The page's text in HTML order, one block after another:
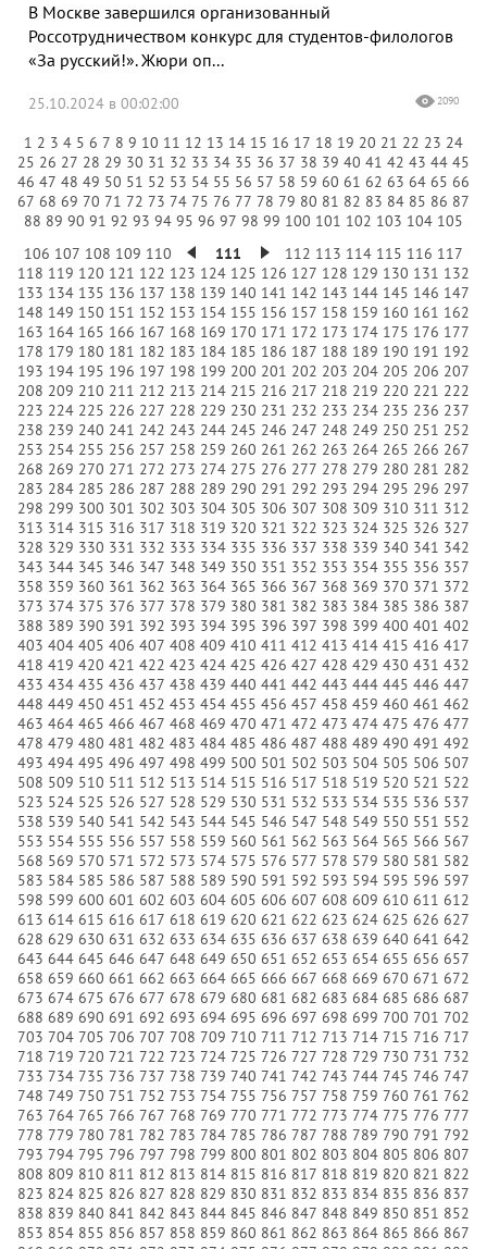
В Москве завершился организованный
Россотрудничеством конкурс для студентов-филологов
«За русский!». Жюри оп...
25.10.2024 в 00:02:00 2090
1 2 3 4 5 6 7 8 9 10 11 12 13 14 15 16 17 18 19 20 21 22 23 24
25 26 27 28 29 30 31 32 33 34 35 36 37 38 39 40 41 42 43 44 45
46 47 48 49 50 51 52 53 54 55 56 57 58 59 60 61 62 63 64 65 66
67 68 69 70 71 72 73 74 75 76 77 78 79 80 81 82 83 84 85 86 87
88 89 90 91 92 93 94 95 96 97 98 99 100 101 102 103 104 105
106 107 108 109 110 111 112 113 114 115 116 117
118 119 120 121 122 123 124 125 126 127 128 129 130 131 132
133 134 135 136 137 138 139 140 141 142 143 144 145 146 147
148 149 150 151 152 153 154 155 156 157 158 159 160 161 162
163 164 165 166 167 168 169 170 171 172 173 174 175 176 177
178 179 180 181 182 183 184 185 186 187 188 189 190 191 192
193 194 195 196 197 198 199 200 201 202 203 204 205 206 207
208 209 210 211 212 213 214 215 216 217 218 219 220 221 222
223 224 225 226 227 228 229 230 231 232 233 234 235 236 237
238 239 240 241 242 243 244 245 246 247 248 249 250 251 252
253 254 255 256 257 258 259 260 261 262 263 264 265 266 267
268 269 270 271 272 273 274 275 276 277 278 279 280 281 282
283 284 285 286 287 288 289 290 291 292 293 294 295 296 297
298 299 300 301 302 303 304 305 306 307 308 309 310 311 312
313 314 315 316 317 318 319 320 321 322 323 324 325 326 327
328 329 330 331 332 333 334 335 336 337 338 339 340 341 342
343 344 345 346 347 348 349 350 351 352 353 354 355 356 357
358 359 360 361 362 363 364 365 366 367 368 369 370 371 372
373 374 375 376 377 378 379 380 381 382 383 384 385 386 387
388 389 390 391 392 393 394 395 396 397 398 399 400 401 402
403 404 405 406 407 408 409 410 411 412 413 414 415 416 417
418 419 420 421 422 423 424 425 426 427 428 429 430 431 432
433 434 435 436 437 438 439 440 441 442 443 444 445 446 447
448 449 450 451 452 453 454 455 456 457 458 459 460 461 462
463 464 465 466 467 468 469 470 471 472 473 474 475 476 477
478 479 480 481 482 483 484 485 486 487 488 489 490 491 492
493 494 495 496 497 498 499 500 501 502 503 504 505 506 507
508 509 510 511 512 513 514 515 516 517 518 519 520 521 522
523 524 525 526 527 528 529 530 531 532 533 534 535 536 537
538 539 540 541 542 543 544 545 546 547 548 549 550 551 552
553 554 555 556 557 558 559 560 561 562 563 564 565 566 567
568 569 570 571 572 573 574 575 576 577 578 579 580 581 582
583 584 585 586 587 588 589 590 591 592 593 594 595 596 597
598 599 600 601 602 603 604 605 606 607 608 609 610 611 612
613 614 615 616 617 618 619 620 621 622 623 624 625 626 627
628 629 630 631 632 633 634 635 636 637 638 639 640 641 642
643 644 645 646 647 648 649 650 651 652 653 654 655 656 657
658 659 660 661 662 663 664 665 666 667 668 669 670 671 672
673 674 675 676 677 678 679 680 681 682 683 684 685 686 687
688 689 690 691 692 693 694 695 696 697 698 699 700 701 702
703 704 705 706 707 708 709 710 711 712 713 714 715 716 717
718 719 720 721 722 723 724 725 726 727 728 729 730 731 732
733 734 735 736 737 738 739 740 741 742 743 744 745 746 747
748 749 750 751 752 753 754 755 756 757 758 759 760 761 762
763 764 765 766 767 768 769 770 771 772 773 774 775 776 777
778 779 780 781 782 783 784 785 786 787 788 789 790 791 792
793 794 795 796 797 798 799 800 801 802 803 804 805 806 807
808 809 810 811 812 813 814 815 816 817 818 819 820 821 822
823 824 825 826 827 828 829 830 831 832 833 834 835 836 837
838 839 840 841 842 843 844 845 846 847 848 849 850 851 852
853 854 855 856 857 858 859 860 861 862 863 864 865 866 867